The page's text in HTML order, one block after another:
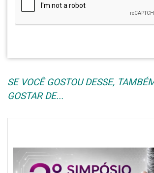
SE VOCÊ GOSTOU DESSE,
GOSTAR DE...